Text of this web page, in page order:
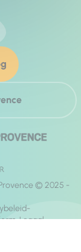
© 2025 -
Legaal